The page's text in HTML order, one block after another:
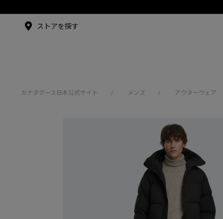
アンバサダー
ストアを探す
カナダグース日本公式サイト / メンズ / アウターウェア